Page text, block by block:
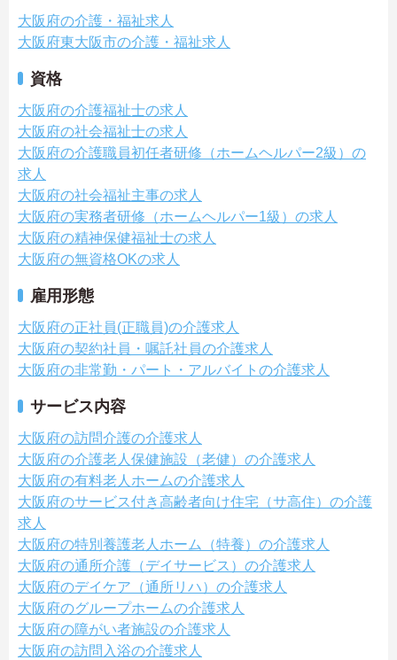
大阪府の介護・福祉求人
大阪府東大阪市の介護・福祉求人
資格
大阪府の介護福祉士の求人
大阪府の社会福祉士の求人
大阪府の介護職員初任者研修（ホームヘルパー2級）の
求人
大阪府の社会福祉主事の求人
大阪府の実務者研修（ホームヘルパー1級）の求人
大阪府の精神保健福祉士の求人
大阪府の無資格OKの求人
雇用形態
大阪府の正社員(正職員)の介護求人
大阪府の契約社員・嘱託社員の介護求人
大阪府の非常勤・パート・アルバイトの介護求人
サービス内容
大阪府の訪問介護の介護求人
大阪府の介護老人保健施設（老健）の介護求人
大阪府の有料老人ホームの介護求人
大阪府のサービス付き高齢者向け住宅（サ高住）の介護
求人
大阪府の特別養護老人ホーム（特養）の介護求人
大阪府の通所介護（デイサービス）の介護求人
大阪府のデイケア（通所リハ）の介護求人
大阪府のグループホームの介護求人
大阪府の障がい者施設の介護求人
大阪府の訪問入浴の介護求人